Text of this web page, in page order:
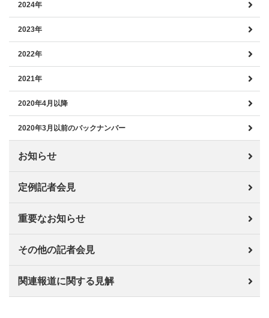
2024年
2023年
2022年
2021年
2020年4月以降
2020年3月以前のバックナンバー
お知らせ
定例記者会見
重要なお知らせ
その他の記者会見
関連報道に関する見解